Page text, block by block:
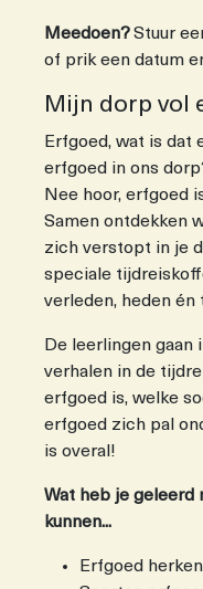
Meedoen?Stuur
of prik een datum
Mijn dorp vol
Erfgoed, wat is dat
erfgoed in ons
Nee hoor, erfgoed
Samen ontdekken
zich verstopt in je
speciale
verleden, heden én
De leerlingen gaan
verhalen in de
erfgoed is, welke
erfgoed zich pal
is overal!
Wat heb je geleerd
kunnen...
Erfgoed